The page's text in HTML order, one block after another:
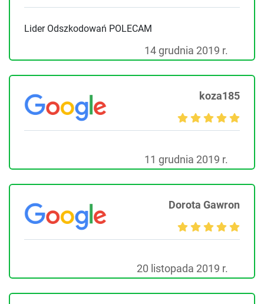
Lider Odszkodowań POLECAM
14 grudnia 2019 r.
koza185
11 grudnia 2019 r.
Dorota Gawron
20 listopada 2019 r.